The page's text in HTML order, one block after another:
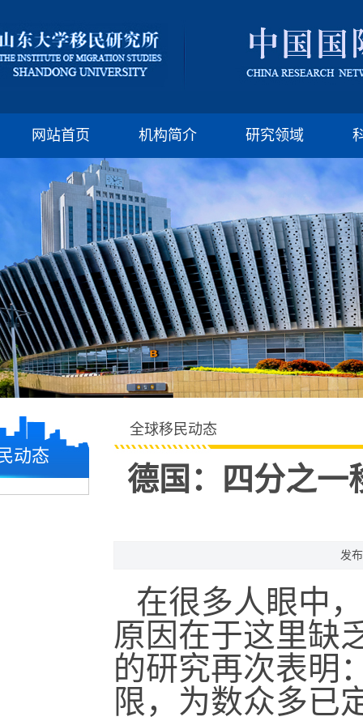
网站首页 机构简介 研究领域
动态
全球移民动态
德国：四分之一
发
在很多人眼中
原因在于这里缺
的研究再次表明
限，为数众多已
版权所有：山东
邮编:250100 电话